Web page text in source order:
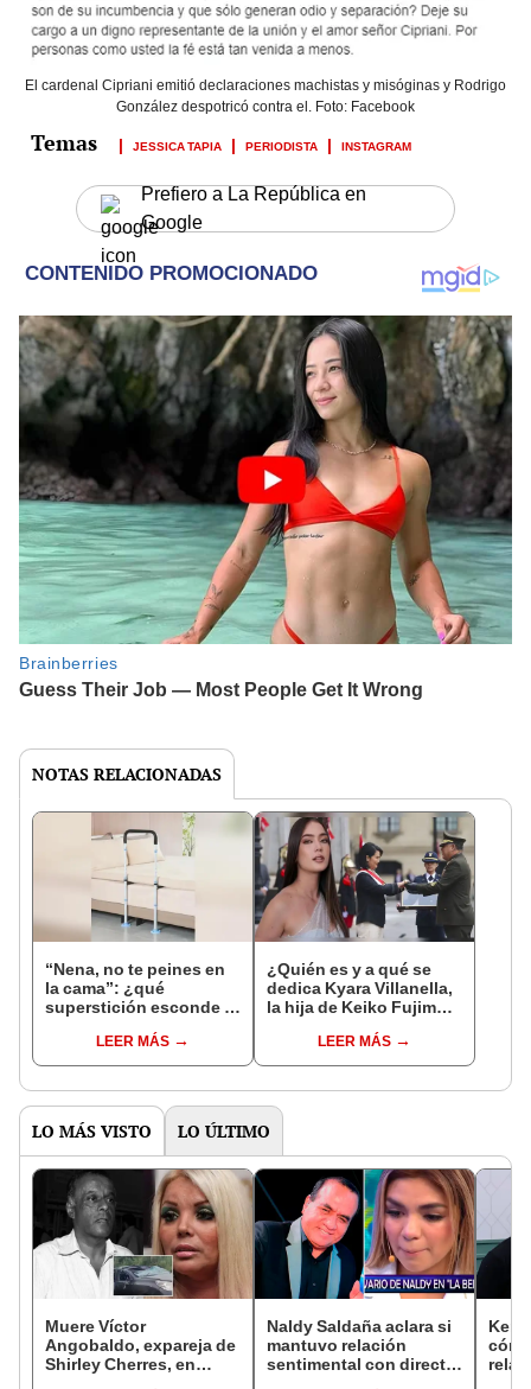
El cardenal Cipriani emitió declaraciones machistas y misóginas y Rodrigo
González despotricó contra el. Foto: Facebook
JESSICA TAPIA PERIODISTA INSTAGRAM
Prefiero a La República en
Google
NOTAS RELACIONADAS
“Nena, no te peines en
la cama”: ¿qué
superstición esconde la
Enanitos Verdes?
LEER MÁS
¿Quién es y a qué se
dedica Kyara Villanella,
la hija de Keiko Fujimori
nivel nacional?
LEER MÁS
LO MÁS VISTO LO ÚLTIMO
Muere Víctor
Angobaldo, expareja de
Shirley Cherres, en
Naldy Saldaña aclara si
mantuvo relación
sentimental con director